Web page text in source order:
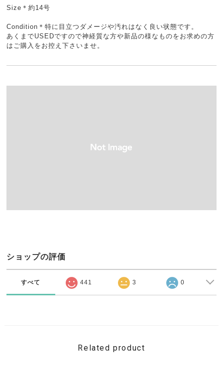
Size＊約14号
Condition＊特に目立つダメージや汚れはなく良い状態です。
あくまでUSEDですので神経質な方や新品の様なものをお求めの方
はご購入をお控え下さいませ。
ショップの評価
すべて 441 3 0
Related product